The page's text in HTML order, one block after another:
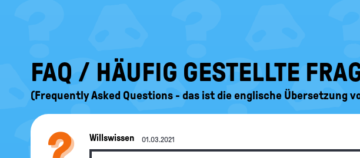
FAQ / HÄUFIG GESTELLTE
(Frequently Asked Questions - das ist die englische Übersetzung
Willswissen 01.03.2021